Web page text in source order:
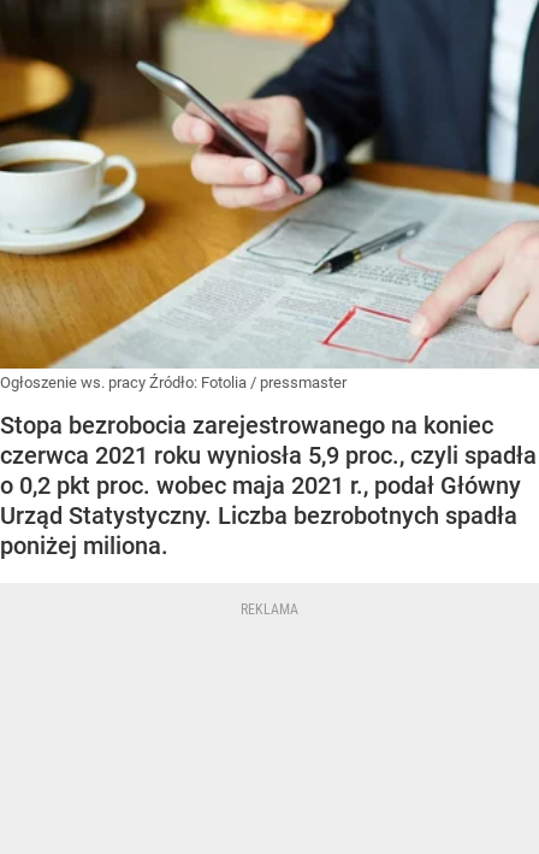
Ogłoszenie ws. pracy Źródło: Fotolia / pressmaster
Stopa bezrobocia zarejestrowanego na koniec
czerwca 2021 roku wyniosła 5,9 proc., czyli spadła
o 0,2 pkt proc. wobec maja 2021 r., podał Główny
Urząd Statystyczny. Liczba bezrobotnych spadła
poniżej miliona.